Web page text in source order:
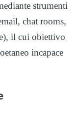
strumenti
chat rooms,
il cui obiettivo
incapace